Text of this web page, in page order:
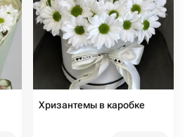
Хризантемы в каробке